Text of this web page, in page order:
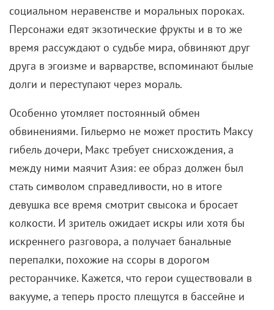
социальном неравенстве и моральных пороках.
Персонажи едят экзотические фрукты и в то же
время рассуждают о судьбе мира, обвиняют друг
друга в эгоизме и варварстве, вспоминают былые
долги и переступают через мораль.
Особенно утомляет постоянный обмен
обвинениями. Гильермо не может простить Максу
гибель дочери, Макс требует снисхождения, а
между ними маячит Азия: ее образ должен был
стать символом справедливости, но в итоге
девушка все время смотрит свысока и бросает
колкости. И зритель ожидает искры или хотя бы
искреннего разговора, а получает банальные
перепалки, похожие на ссоры в дорогом
ресторанчике. Кажется, что герои существовали в
вакууме, а теперь просто плещутся в бассейне и